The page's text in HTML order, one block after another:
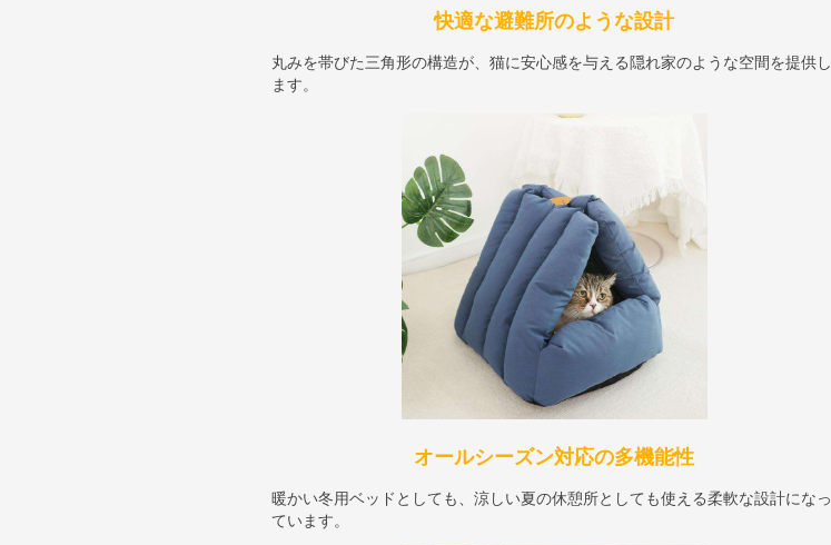
快適な避難所のような設計
丸みを帯びた三角形の構造が、猫に安心感を与える隠れ家のような空間を提供し
ます。
オールシーズン対応の多機能性
暖かい冬用ベッドとしても、涼しい夏の休憩所としても使える柔軟な設計になっ
ています。